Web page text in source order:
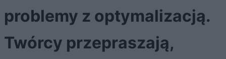
problemy z optymalizacją.
Twórcy przepraszają,